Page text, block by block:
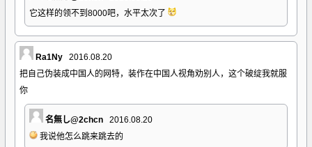
它这样的领不到8000吧，水平太次了
Ra1Ny
2016.08.20
把自己伪装成中国人的网特，装作在中国人视角劝别人，这个破绽我就服
你
名無し@2chcn
2016.08.20
我说他怎么跳来跳去的